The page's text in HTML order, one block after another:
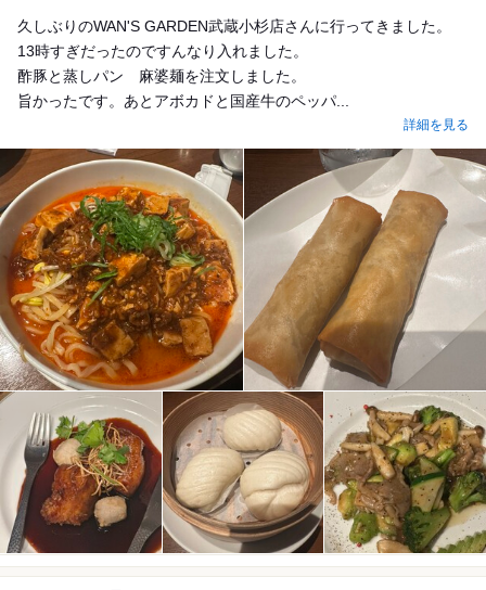
久しぶりのWAN'S GARDEN武蔵小杉店さんに行ってきました。
13時すぎだったのですんなり入れました。
酢豚と蒸しパン 麻婆麺を注文しました。
旨かったです。あとアボカドと国産牛のペッパ...
詳細を見る